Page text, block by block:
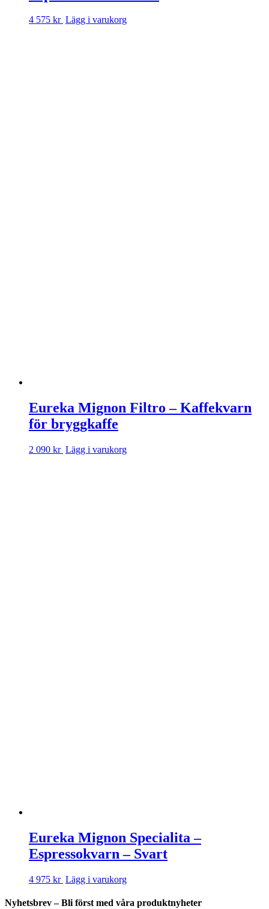
4 575 kr Lägg i varukorg
Eureka Mignon Filtro – Kaffekvarn
för bryggkaffe
2 090 kr Lägg i varukorg
Eureka Mignon Specialita –
Espressokvarn – Svart
4 975 kr Lägg i varukorg
Nyhetsbrev – Bli först med våra produktnyheter